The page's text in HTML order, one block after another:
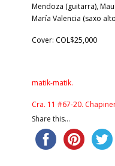
Mendoza (guitarra),
María Valencia (saxo
Cover: COL$25,000
matik-matik.
Cra. 11 #67-20.
Share this...